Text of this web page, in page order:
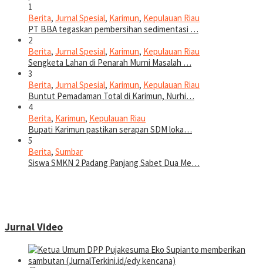
1
Berita, Jurnal Spesial, Karimun, Kepulauan Riau
PT BBA tegaskan pembersihan sedimentasi …
2
Berita, Jurnal Spesial, Karimun, Kepulauan Riau
Sengketa Lahan di Penarah Murni Masalah …
3
Berita, Jurnal Spesial, Karimun, Kepulauan Riau
Buntut Pemadaman Total di Karimun, Nurhi…
4
Berita, Karimun, Kepulauan Riau
Bupati Karimun pastikan serapan SDM loka…
5
Berita, Sumbar
Siswa SMKN 2 Padang Panjang Sabet Dua Me…
Jurnal Video